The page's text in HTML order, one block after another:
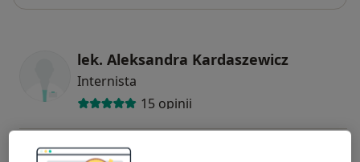
lek. Aleksandra Kardaszewicz
Internista
15 opinii
Lucjan Drożdż